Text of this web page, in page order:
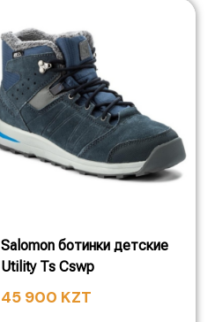
Salomon ботинки детские
Utility Ts Cswp
45 900 KZT